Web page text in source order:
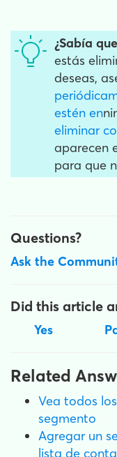
¿Sabía
estás
deseas,
estén en
eliminar
aparecen
para que
Questions?
Ask the
Did this article
Yes
Related
Vea todos
segmento
Agregar un
lista de